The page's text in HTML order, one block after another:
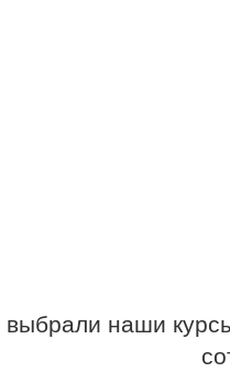
выбрали наши